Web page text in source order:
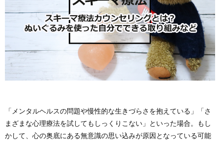
「メンタルヘルスの問題や慢性的な生きづらさを抱えている」「さ
まざまな心理療法を試してもしっくりこない」といった場合。もし
かして、心の奥底にある無意識の思い込みが原因となっている可能